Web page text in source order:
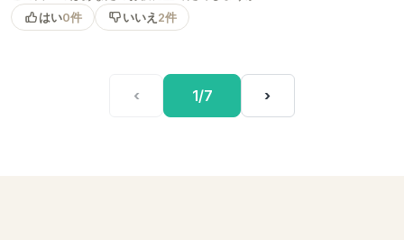
はい0件 いいえ 2件
‹ 1/7 ›